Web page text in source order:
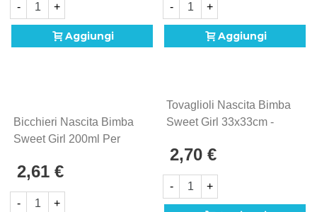
- +
Aggiungi
- +
Aggiungi
Bicchieri Nascita Bimba
Sweet Girl 200ml Per
2,61 €
- +
Tovaglioli Nascita Bimba
Sweet Girl 33x33cm -
2,70 €
- +